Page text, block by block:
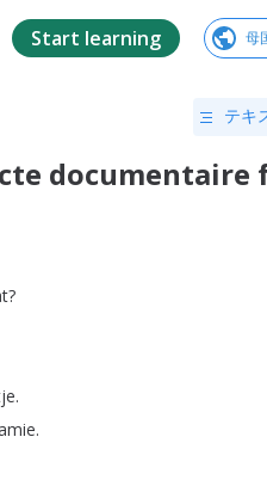
Start learning 母
テキ
documentaire
?
.
.